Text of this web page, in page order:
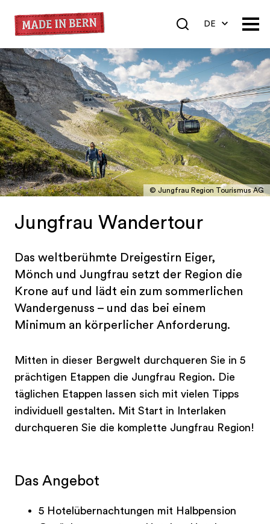
DE
© Jungfrau Region Tourismus AG
Jungfrau Wandertour
Das weltberühmte Dreigestirn Eiger,
Mönch und Jungfrau setzt der Region die
Krone auf und lädt ein zum sommerlichen
Wandergenuss – und das bei einem
Minimum an körperlicher Anforderung.
Mitten in dieser Bergwelt durchqueren Sie in 5
prächtigen Etappen die Jungfrau Region. Die
täglichen Etappen lassen sich mit vielen Tipps
individuell gestalten. Mit Start in Interlaken
durchqueren Sie die komplette Jungfrau Region!
Das Angebot
5 Hotelübernachtungen mit Halbpension